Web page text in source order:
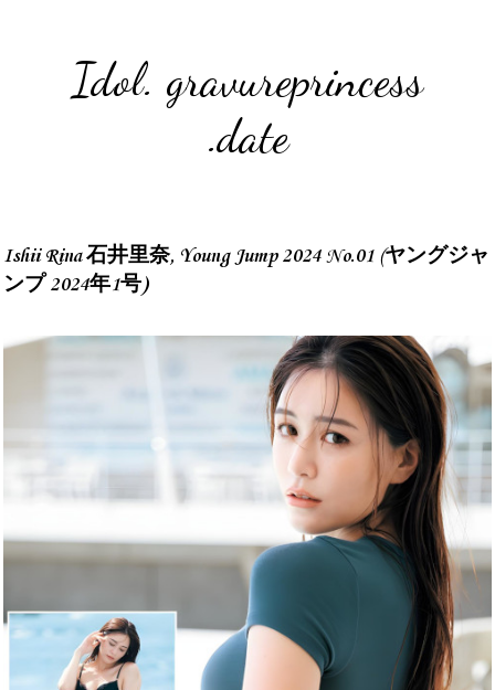
Idol. gravureprincess
.date
Ishii Rina 石井里奈, Young Jump 2024 No.01 (ヤングジャ
ンプ 2024年1号)